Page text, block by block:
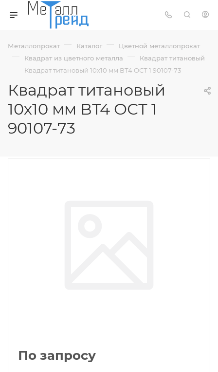
Металлопрокат — Каталог — Цветной металлопрокат
— Квадрат из цветного металла — Квадрат титановый
— Квадрат титановый 10х10 мм ВТ4 ОСТ 1 90107-73
Квадрат титановый
10х10 мм ВТ4 ОСТ 1
90107-73
По запросу